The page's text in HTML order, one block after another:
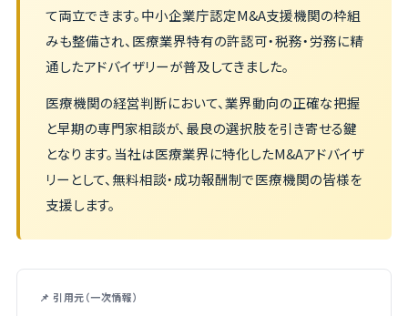
て両立できます。中小企業庁認定M&A支援機関の枠組
みも整備され、医療業界特有の許認可・税務・労務に精
通したアドバイザリーが普及してきました。
医療機関の経営判断において、業界動向の正確な把握
と早期の専門家相談が、最良の選択肢を引き寄せる鍵
となります。当社は医療業界に特化したM&Aアドバイザ
リーとして、無料相談・成功報酬制で医療機関の皆様を
支援します。
📌 引用元（一次情報）